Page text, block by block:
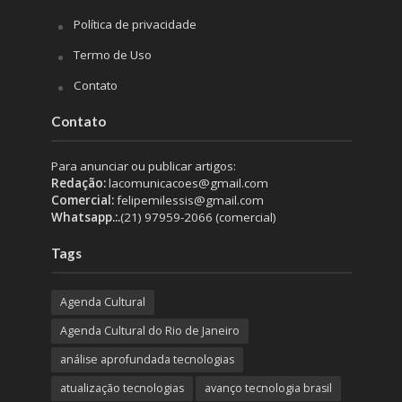
Política de privacidade
Termo de Uso
Contato
Contato
Para anunciar ou publicar artigos:
Redação:lacomunicacoes@gmail.com
Comercial:felipemilessis@gmail.com
Whatsapp.:.(21) 97959-2066 (comercial)
Tags
Agenda Cultural
Agenda Cultural do Rio de Janeiro
análise aprofundada tecnologias
atualização tecnologias
avanço tecnologia brasil